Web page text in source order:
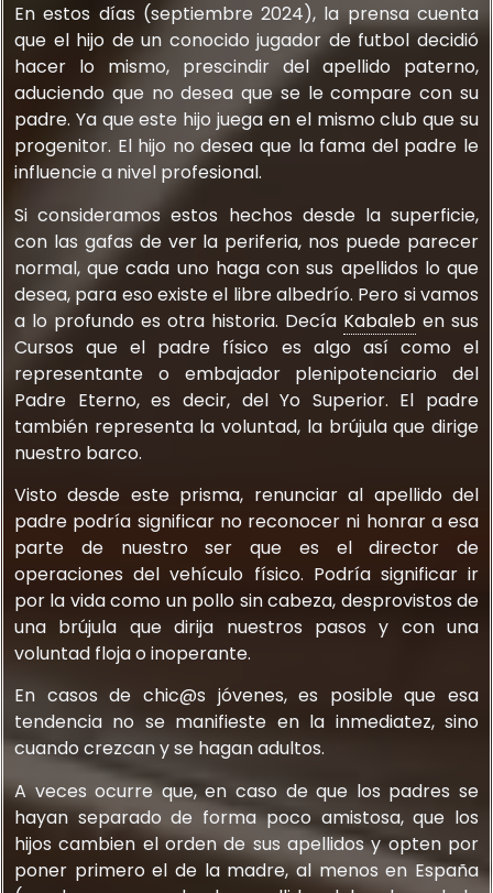
En estos días (septiembre 2024), la prensa cuenta
que el hijo de un conocido jugador de futbol decidió
hacer lo mismo, prescindir del apellido paterno,
aduciendo que no desea que se le compare con su
padre. Ya que este hijo juega en el mismo club que su
progenitor. El hijo no desea que la fama del padre le
influencie a nivel profesional.
Si consideramos estos hechos desde la superficie,
con las gafas de ver la periferia, nos puede parecer
normal, que cada uno haga con sus apellidos lo que
desea, para eso existe el libre albedrío. Pero si vamos
a lo profundo es otra historia. Decía Kabaleb en sus
Cursos que el padre físico es algo así como el
representante o embajador plenipotenciario del
Padre Eterno, es decir, del Yo Superior. El padre
también representa la voluntad, la brújula que dirige
nuestro barco.
Visto desde este prisma, renunciar al apellido del
padre podría significar no reconocer ni honrar a esa
parte de nuestro ser que es el director de
operaciones del vehículo físico. Podría significar ir
por la vida como un pollo sin cabeza, desprovistos de
una brújula que dirija nuestros pasos y con una
voluntad floja o inoperante.
En casos de chic@s jóvenes, es posible que esa
tendencia no se manifieste en la inmediatez, sino
cuando crezcan y se hagan adultos.
A veces ocurre que, en caso de que los padres se
hayan separado de forma poco amistosa, que los
hijos cambien el orden de sus apellidos y opten por
poner primero el de la madre, al menos en España